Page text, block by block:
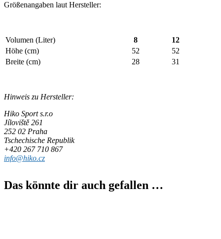
Größenangaben laut Hersteller:
Volumen (Liter) 8
12
Höhe (cm)
52
52
Breite (cm)
28 31
Hinweis zu Hersteller:
Hiko Sport s.r.o
Jíloviště 261
252 02 Praha
Tschechische Republik
+420 267 710 867
info@hiko.cz
Das könnte dir auch gefallen …